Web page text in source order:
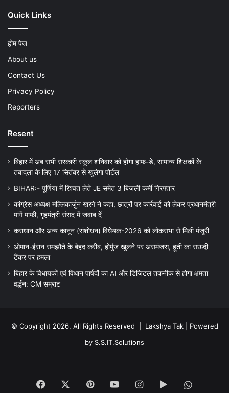
Quick Links
होम पेज
About us
Contact Us
Privacy Policy
Reporters
Resent
बिहार में अब सभी सरकारी स्कूल शनिवार को होगा हाफ-डे, सामान्य शिक्षकों के
तबादला के लिए 17 सितंबर से खुलेगा पोर्टल
BIHAR:- पूर्णिया में रिश्वत लेते JE समेत 3 बिजली कर्मी गिरफ्तार
कांग्रेस अध्यक्ष मल्लिकार्जुन खरगे ने कहा, छात्रों पर कार्रवाई को लेकर प्रधानमंत्री
मांगें माफी, गृहमंत्री संसद में जवाब दें
कराधान और अन्य कानून (संशोधन) विधेयक-2026 को लोकसभा से मिली मंजूरी
ओमान-ईरान समझौते के बेहद करीब, होर्मुज खुलने पर असमंजस, हूती का सऊदी
टैंकर पर हमला
बिहार के विधायकों एवं विधान पार्षदों का AI और डिजिटल तकनीक से होगा क्षमता
वर्द्धन: CM सम्राट
© Copyright 2026, All Rights Reserved | Lakshya Tak| Powered
by S.S.IT.Solutions
Facebook PinterestYouTubeInstagram
Google